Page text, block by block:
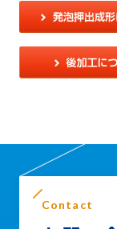
Contact